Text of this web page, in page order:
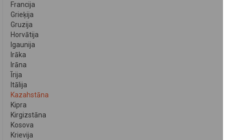
Francija
Grieķija
Gruzija
Horvātija
Igaunija
Irāka
Irāna
Īrija
Itālija
Kazahstāna
Kipra
Kirgizstāna
Kosova
Krievija